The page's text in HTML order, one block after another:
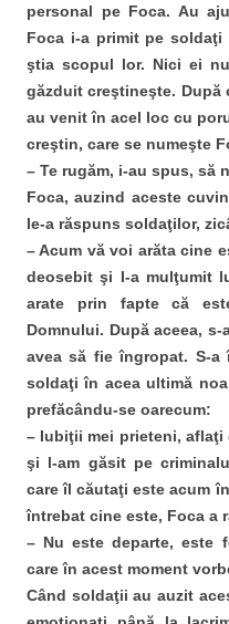
personal pe Foca. Au
Foca i-a primit pe soldaţi
ştia scopul lor. Nici ei
găzduit creştineşte. După
au venit în acel loc cu
creştin, care se numeşte
– Te rugăm, i-au spus, să
Foca, auzind aceste
le-a răspuns soldaţilor,
– Acum vă voi arăta cine
deosebit şi I-a mulţumit
arate prin fapte că
Domnului. După aceea,
avea să fie îngropat. S-
soldaţi în acea ultimă
prefăcându-se oarecum:
– Iubiţii mei prieteni, aflaţi
şi l-am găsit pe
care îl căutaţi este acum
întrebat cine este, Foca a
– Nu este departe, este
care în acest moment
Când soldaţii au auzit